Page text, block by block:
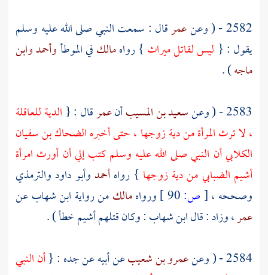
2582 - ( وعن
عمرقال : سمعت النبي صلى الله عليه وسلم
يقول : { ليس لقاتل ميراث } رواهمالكفي الموطأوأحمدوابن
ماجه) .
2583 - ( وعن
سعيد بن المسيبأنعمرقال : { الدية للعاقلة
، لا ترث المرأة من دية زوجها ، حتى أخبرهالضحاك بن سفيان
الكلابيأن النبي صلى الله عليه وسلم كتب إلي أن أورث امرأة
أشيم الضبابيمن دية زوجها } رواهأحمدوأبو داودوالترمذي
وصححه ،[ص: ورواهمالكمن رواية ابن شهابعن
عمر، وزاد : قالابن شهاب: وكان قتلهمأشيمخطأ ) .
2584 - ( وعن
عمرو بن شعيبعن أبيه عن جده : {أن النبي